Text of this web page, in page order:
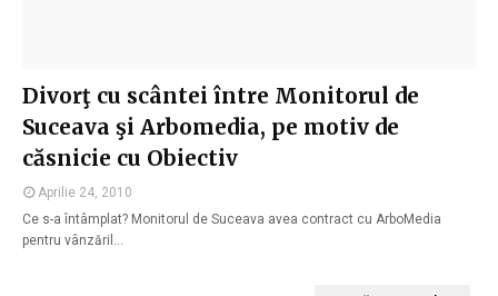
Divorţ cu scântei între Monitorul de
Suceava şi Arbomedia, pe motiv de
căsnicie cu Obiectiv
Aprilie 24, 2010
Ce s-a întâmplat? Monitorul de Suceava avea contract cu ArboMedia
pentru vânzăril…